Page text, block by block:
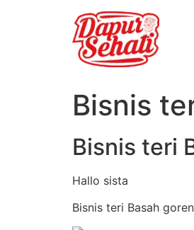
Bisnis
Bisnis teri
Hallo sista
Bisnis teri Basah